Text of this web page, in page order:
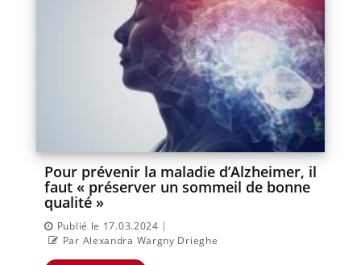
Pour prévenir la maladie d’Alzheimer, il
faut « préserver un sommeil de bonne
qualité »
Publié le 17.03.2024 |
Par Alexandra Wargny Drieghe